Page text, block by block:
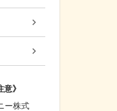
》
ー株式